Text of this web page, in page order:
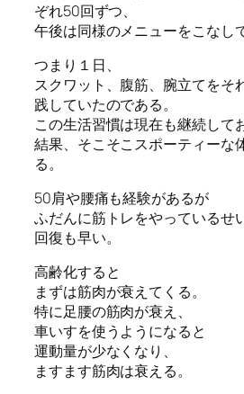
ぞれ50回ずつ、
午後は同様のメニューをこなし
つまり１日、
スクワット、腹筋、腕立てをそ
践していたのである。
この生活習慣は現在も継続して
結果、そこそこスポーティーな
る。
50肩や腰痛も経験があるが
ふだんに筋トレをやっているせ
回復も早い。
高齢化すると
まずは筋肉が衰えてくる。
特に足腰の筋肉が衰え、
車いすを使うようになると
運動量が少なくなり、
ますます筋肉は衰える。